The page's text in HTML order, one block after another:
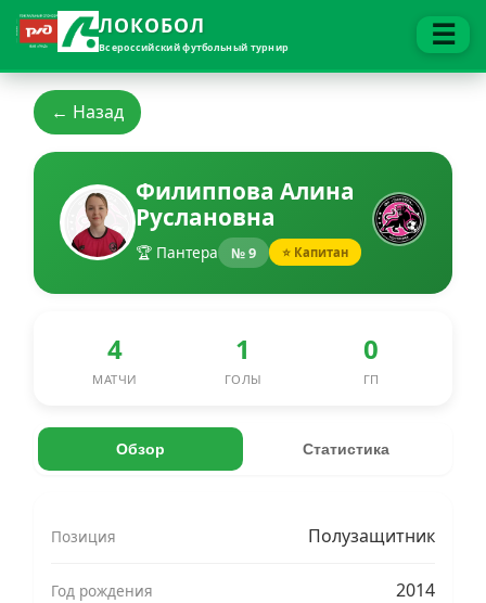
ЛОКОБОЛ
Всероссийский футбольный турнир ☰
← Назад
Филиппова Алина
Руслановна
🏆 Пантера № 9 ⭐ Капитан
4
МАТЧИ
1
ГОЛЫ
0
ГП
Обзор Статистика
Позиция Полузащитник
Год рождения 2014